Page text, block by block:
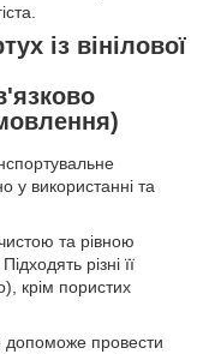
із вінілової
у використанні та
та рівною
різні її
крім пористих
допоможе провести